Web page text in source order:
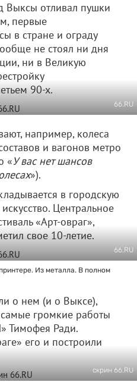
Выксы отливал пушки
первые
в стране и ограду
не стоял ни дня
ни в Великую
90-х.
66.RU
например, колеса
и вагонов метро
«У вас нет шансов
»).
в городскую
Центральное
«Арт-овраг»,
свое 10-летие.
66.RU
Из металла. В полном
о нем (и о Выксе),
громкие работы
Тимофея Ради.
его и построили
скрин 66.RU